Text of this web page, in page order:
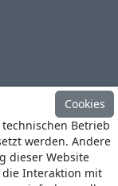
Cookies
Betrieb
werden. Andere
dieser Website
Interaktion mit